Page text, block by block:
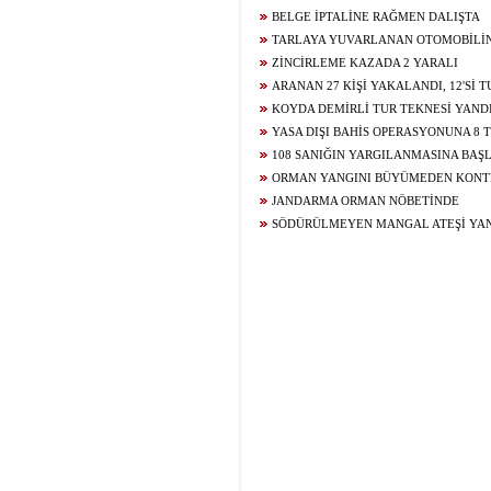
BELGE İPTALİNE RAĞMEN DALIŞTA
TARLAYA YUVARLANAN
YARALANDI
ZİNCİRLEME KAZADA 2 YARALI
ARANAN 27 KİŞİ YAKALANDI, 12'Sİ
KOYDA DEMİRLİ TUR TEKNESİ
YASA DIŞI BAHİS OPERASYONUNA 8
108 SANIĞIN YARGILANMASINA
ORMAN YANGINI BÜYÜMEDEN
JANDARMA ORMAN NÖBETİNDE
SÖDÜRÜLMEYEN MANGAL ATEŞİ